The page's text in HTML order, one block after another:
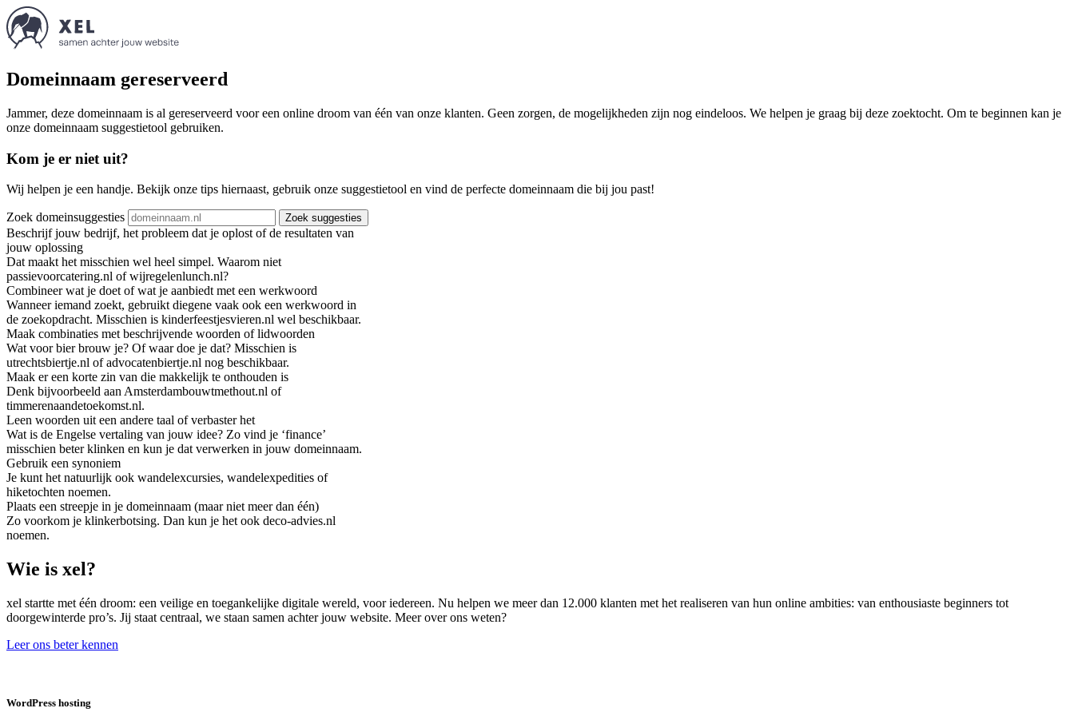
Domeinnaam gereserveerd
Jammer, deze domeinnaam is al gereserveerd voor een online droom van één van onze klanten. Geen zorgen, de mogelijkheden zijn nog eindeloos. We helpen je graag bij deze zoektocht. Om te beginnen kan je
onze domeinnaam suggestietool gebruiken.
Kom je er niet uit?
Wij helpen je een handje. Bekijk onze tips hiernaast, gebruik onze suggestietool en vind de perfecte domeinnaam die bij jou past!
Zoek domeinsuggesties Zoek suggesties
Beschrijf jouw bedrijf, het probleem dat je oplost of de resultaten van
jouw oplossing
Dat maakt het misschien wel heel simpel. Waarom niet
passievoorcatering.nl of wijregelenlunch.nl?
Combineer wat je doet of wat je aanbiedt met een werkwoord
Wanneer iemand zoekt, gebruikt diegene vaak ook een werkwoord in
de zoekopdracht. Misschien is kinderfeestjesvieren.nl wel beschikbaar.
Maak combinaties met beschrijvende woorden of lidwoorden
Wat voor bier brouw je? Of waar doe je dat? Misschien is
utrechtsbiertje.nl of advocatenbiertje.nl nog beschikbaar.
Maak er een korte zin van die makkelijk te onthouden is
Denk bijvoorbeeld aan Amsterdambouwtmethout.nl of
timmerenaandetoekomst.nl.
Leen woorden uit een andere taal of verbaster het
Wat is de Engelse vertaling van jouw idee? Zo vind je ‘finance’
misschien beter klinken en kun je dat verwerken in jouw domeinnaam.
Gebruik een synoniem
Je kunt het natuurlijk ook wandelexcursies, wandelexpedities of
hiketochten noemen.
Plaats een streepje in je domeinnaam (maar niet meer dan één)
Zo voorkom je klinkerbotsing. Dan kun je het ook deco-advies.nl
noemen.
Wie is xel?
xel startte met één droom: een veilige en toegankelijke digitale wereld, voor iedereen. Nu helpen we meer dan 12.000 klanten met het realiseren van hun online ambities: van enthousiaste beginners tot
doorgewinterde pro’s. Jij staat centraal, we staan samen achter jouw website. Meer over ons weten?
Leer ons beter kennen
WordPress hosting